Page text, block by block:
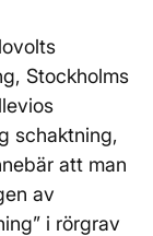
Stockholms
schaktning,
att man
av
i rörgrav